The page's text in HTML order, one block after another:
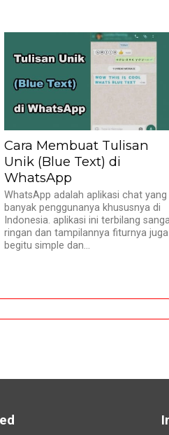
Cara Membuat Tulisan
Unik (Blue Text) di
WhatsApp
WhatsApp adalah aplikasi chat yang
banyak penggunanya khususnya di
Indonesia. aplikasi ini terbilang
ringan dan tampilannya fiturnya juga
begitu simple dan...